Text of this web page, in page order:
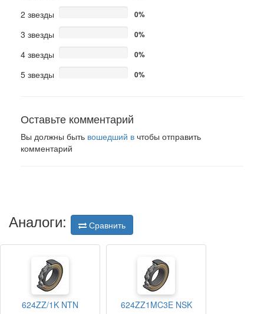
2 звезды 0%
3 звезды 0%
4 звезды 0%
5 звезды 0%
Оставьте комментарий
Вы должны быть вошедший в чтобы отправить
комментарий
Аналоги: Сравнить
624ZZ/1K NTN 624ZZ1MC3E NSK